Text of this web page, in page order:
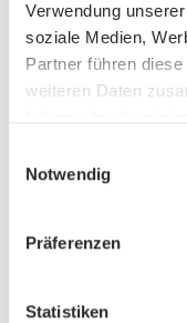
Verwendung
soziale Medien,
Partner führen
weiteren Daten
Notwendig
Präferenzen
Statistiken
Sie uns
Name*